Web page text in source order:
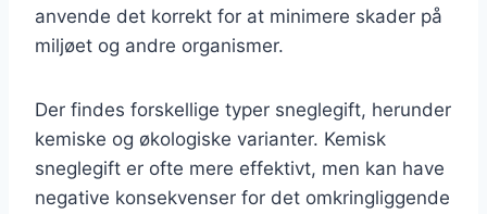
anvende det korrekt for at minimere skader på
miljøet og andre organismer.
Der findes forskellige typer sneglegift, herunder
kemiske og økologiske varianter. Kemisk
sneglegift er ofte mere effektivt, men kan have
negative konsekvenser for det omkringliggende